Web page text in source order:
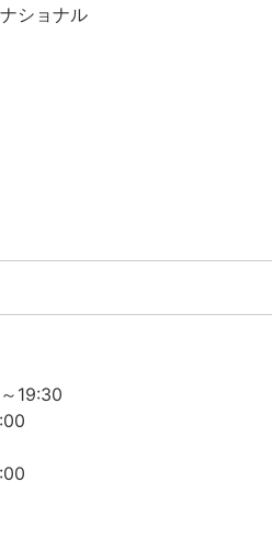
ナショナル
19:30